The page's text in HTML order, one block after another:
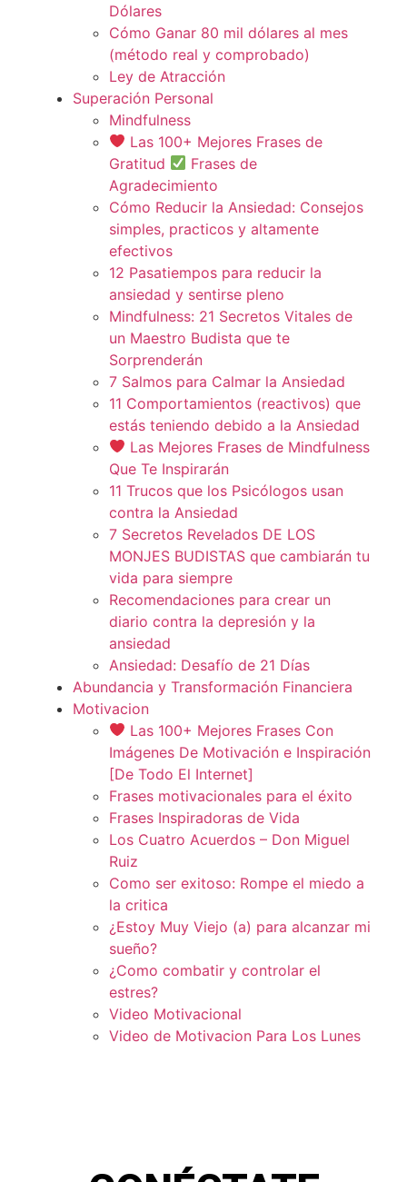
Dólares
Cómo Ganar 80 mil dólares al mes
(método real y comprobado)
Ley de Atracción
Superación Personal
Mindfulness
Las 100+ Mejores Frases de
Gratitud
Frases de
Agradecimiento
Cómo Reducir la Ansiedad: Consejos
simples, practicos y altamente
efectivos
12 Pasatiempos para reducir la
ansiedad y sentirse pleno
Mindfulness: 21 Secretos Vitales de
un Maestro Budista que te
Sorprenderán
7 Salmos para Calmar la Ansiedad
11 Comportamientos (reactivos) que
estás teniendo debido a la Ansiedad
Las Mejores Frases de Mindfulness
Que Te Inspirarán
11 Trucos que los Psicólogos usan
contra la Ansiedad
7 Secretos Revelados DE LOS
MONJES BUDISTAS que cambiarán tu
vida para siempre
Recomendaciones para crear un
diario contra la depresión y la
ansiedad
Ansiedad: Desafío de 21 Días
Abundancia y Transformación Financiera
Motivacion
Las 100+ Mejores Frases Con
Imágenes De Motivación e Inspiración
[De Todo El Internet]
Frases motivacionales para el éxito
Frases Inspiradoras de Vida
Los Cuatro Acuerdos – Don Miguel
Ruiz
Como ser exitoso: Rompe el miedo a
la critica
¿Estoy Muy Viejo (a) para alcanzar mi
sueño?
¿Como combatir y controlar el
estres?
Video Motivacional
Video de Motivacion Para Los Lunes